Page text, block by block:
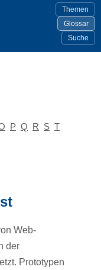
Themen
Glossar
Suche
P Q R S T
Web-
der
Prototypen